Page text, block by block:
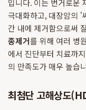
입니다. 이는 번거로운
극대화하고, 대장암의 '
간 내에 제거함으로써
종제거를 위해 여러 병
에서 진단부터 치료까
의 만족도가 매우 높습
최첨단 고해상도